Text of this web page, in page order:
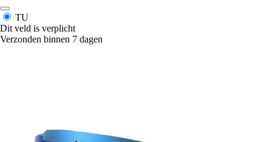
TU
Dit veld is verplicht
Verzonden binnen 7 dagen